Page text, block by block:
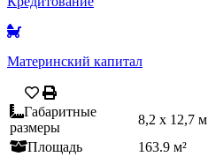
Материнский капитал
Габаритные
размеры
8,2 x 12,7 м
Площадь
163.9 м²